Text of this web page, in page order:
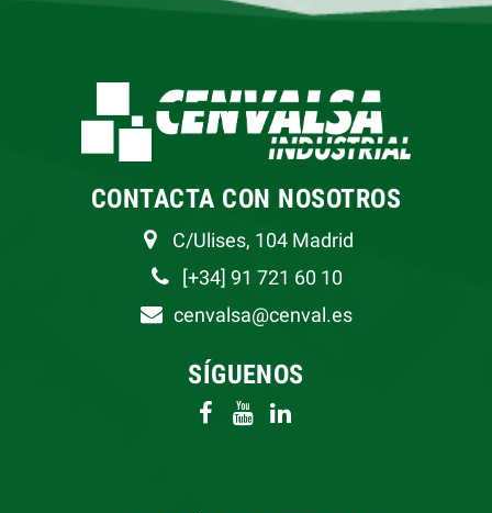
CONTACTA CON NOSOTROS
C/Ulises, 104 Madrid
[+34] 91 721 60 10
cenvalsa@cenval.es
SÍGUENOS